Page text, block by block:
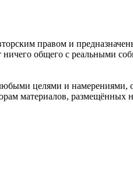
правом и
общего с реальными
целями и намерениями,
материалов, размещённых